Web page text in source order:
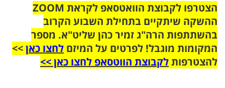
הצטרפו לקבוצת הוואטסאפ לקראת ZOOM
ההשקה שיתקיים בתחילת השבוע הקרוב
בהשתתפות הרה"ג זמיר כהן שליט"א. מספר
המקומות מוגבל! לפרטים על המיזם לחצו כאן>>
להצטרפותלקבוצת הווטסאפ לחצו כאן >>